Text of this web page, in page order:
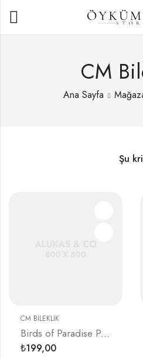
CM
Ana Sayfa
Şu
CM BILEKLIK
Birds of Paradise Pendant
₺199,00